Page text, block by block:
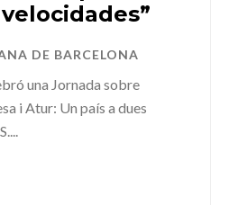
DE BARCELONA
una Jornada sobre
i Atur: Un país a dues